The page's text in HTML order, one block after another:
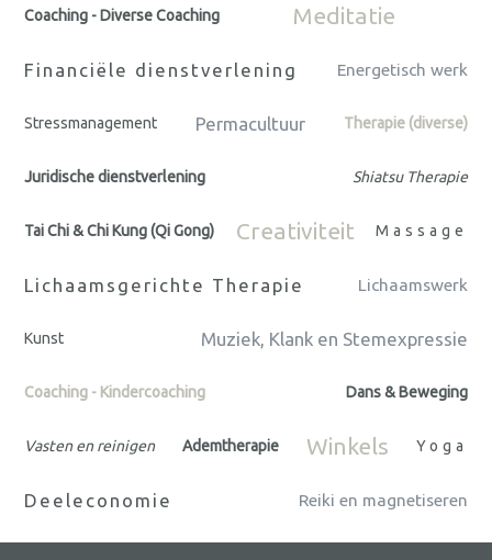
Coaching - Diverse Coaching Meditatie
Financiële dienstverlening Energetisch werk
Stressmanagement Permacultuur Therapie (diverse)
Juridische dienstverlening Shiatsu Therapie
Tai Chi & Chi Kung (Qi Gong) Creativiteit Massage
Lichaamsgerichte Therapie Lichaamswerk
Kunst Muziek, Klank en Stemexpressie
Coaching - Kindercoaching Dans & Beweging
Vasten en reinigen Ademtherapie Winkels Yoga
Deeleconomie Reiki en magnetiseren